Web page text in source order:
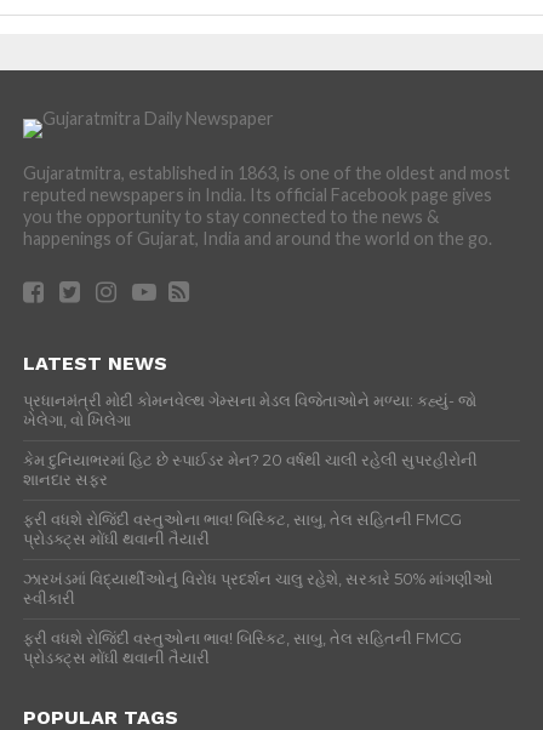
Gujaratmitra, established in 1863, is one of the oldest and most
reputed newspapers in India. Its official Facebook page gives
you the opportunity to stay connected to the news &
happenings of Gujarat, India and around the world on the go.
LATEST NEWS
પ્રધાનમંત્રી મોદી કોમનવેલ્થ ગેમ્સના મેડલ વિજેતાઓને મળ્યા: કહ્યું- જો
ખેલેગા, વો ખિલેગા
કેમ દુનિયાભરમાં હિટ છે સ્પાઈડર મેન? 20 વર્ષથી ચાલી રહેલી સુપરહીરોની
શાનદાર સફર
ફરી વધશે રોજિંદી વસ્તુઓના ભાવ! બિસ્કિટ, સાબુ, તેલ સહિતની FMCG
પ્રોડક્ટ્સ મોંઘી થવાની તૈયારી
ઝારખંડમાં વિદ્યાર્થીઓનું વિરોધ પ્રદર્શન ચાલુ રહેશે, સરકારે 50% માંગણીઓ
સ્વીકારી
ફરી વધશે રોજિંદી વસ્તુઓના ભાવ! બિસ્કિટ, સાબુ, તેલ સહિતની FMCG
પ્રોડક્ટ્સ મોંઘી થવાની તૈયારી
POPULAR TAGS